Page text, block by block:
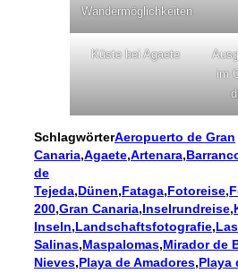
Wandermöglichkeiten
Küste bei Agaete
im
SchlagwörterAeropuerto de Gran
Canaria,Agaete,Artenara,
de
Tejeda,Dünen,Fataga,Fotoreise,
200,Gran Canaria,Inselrundreise,
Inseln,Landschaftsfotografie,Las
Salinas,Maspalomas,Mirador de
Nieves,Playa de Amadores,Playa